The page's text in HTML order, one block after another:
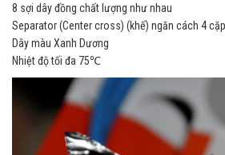
8 sợi dây đồng chất lượng như nhau
Separator (Center cross) (khế) ngăn cách 4
Dây màu Xanh Dương
Nhiệt độ tối đa 75℃